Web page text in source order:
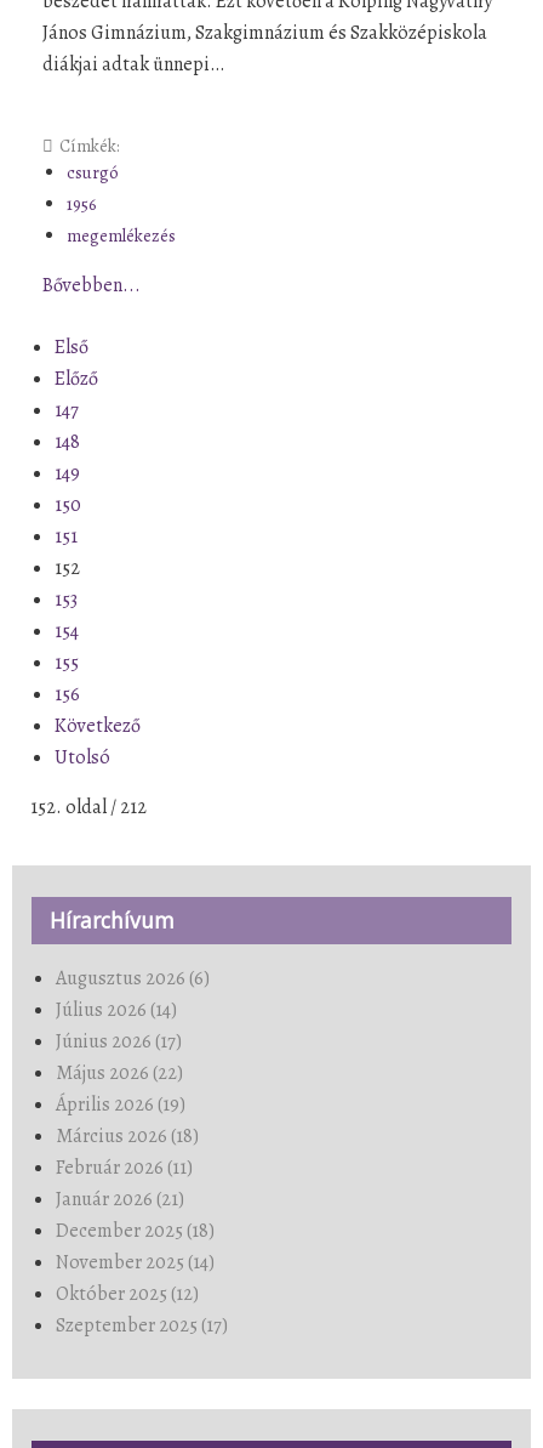
János Gimnázium, Szakgimnázium és Szakközépiskola
diákjai adtak ünnepi…
Címkék:
csurgó
1956
megemlékezés
Bővebben...
Első
Előző
147
148
149
150
151
152
153
154
155
156
Következő
Utolsó
152. oldal / 212
Hírarchívum
Augusztus 2026 (6)
Július 2026 (14)
Június 2026 (17)
Május 2026 (22)
Április 2026 (19)
Március 2026 (18)
Február 2026 (11)
Január 2026 (21)
December 2025 (18)
November 2025 (14)
Október 2025 (12)
Szeptember 2025 (17)